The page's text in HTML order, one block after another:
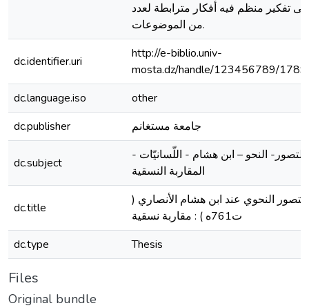
تفكير منظم فيه أفكار مترابطة لعدد
من الموضوعات.
dc.identifier.uri
http://e-biblio.univ-
mosta.dz/handle/123456789/
dc.language.iso
other
dc.publisher
جامعة مستغانم
dc.subject
التصور- النحو – ابن هشام - اللّسانيّات -
المقاربة النسقية
dc.title
التصور النحوي عند ابن هشام الأنصاري (
ت761ه ) : مقاربة نسقية
dc.type
Thesis
Files
Original bundle